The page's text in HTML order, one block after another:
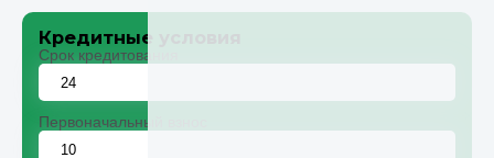
Кредитные условия
Срок кредитования
Первоначальный взнос